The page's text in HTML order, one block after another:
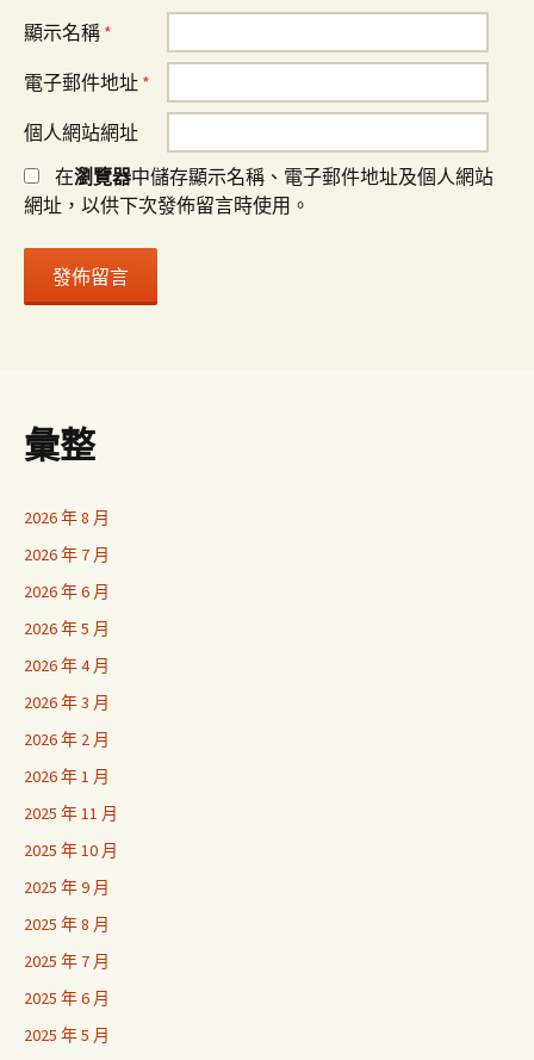
顯示名稱 *
電子郵件地址 *
個人網站網址
在瀏覽器中儲存顯示名稱、電子郵件地址及個人網站
網址，以供下次發佈留言時使用。
彙整
2026 年 8 月
2026 年 7 月
2026 年 6 月
2026 年 5 月
2026 年 4 月
2026 年 3 月
2026 年 2 月
2026 年 1 月
2025 年 11 月
2025 年 10 月
2025 年 9 月
2025 年 8 月
2025 年 7 月
2025 年 6 月
2025 年 5 月